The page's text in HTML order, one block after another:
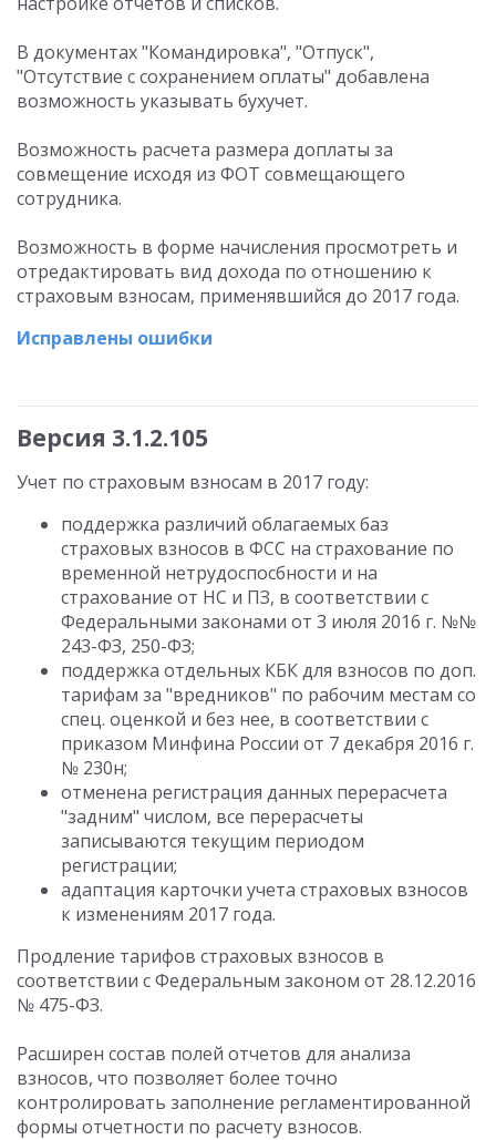
В документах "Командировка", "Отпуск",
"Отсутствие с сохранением оплаты" добавлена
возможность указывать бухучет.
Возможность расчета размера доплаты за
совмещение исходя из ФОТ совмещающего
сотрудника.
Возможность в форме начисления просмотреть и
отредактировать вид дохода по отношению к
страховым взносам, применявшийся до 2017 года.
Исправлены ошибки
Версия 3.1.2.105
Учет по страховым взносам в 2017 году:
поддержка различий облагаемых баз
страховых взносов в ФСС на страхование по
временной нетрудоспосбности и на
страхование от НС и ПЗ, в соответствии с
Федеральными законами от 3 июля 2016 г. №№
243-ФЗ, 250-ФЗ;
поддержка отдельных КБК для взносов по доп.
тарифам за "вредников" по рабочим местам со
спец. оценкой и без нее, в соответствии с
приказом Минфина России от 7 декабря 2016 г.
№ 230н;
отменена регистрация данных перерасчета
"задним" числом, все перерасчеты
записываются текущим периодом
регистрации;
адаптация карточки учета страховых взносов
к изменениям 2017 года.
Продление тарифов страховых взносов в
соответствии с Федеральным законом от 28.12.2016
№ 475-ФЗ.
Расширен состав полей отчетов для анализа
взносов, что позволяет более точно
контролировать заполнение регламентированной
формы отчетности по расчету взносов.